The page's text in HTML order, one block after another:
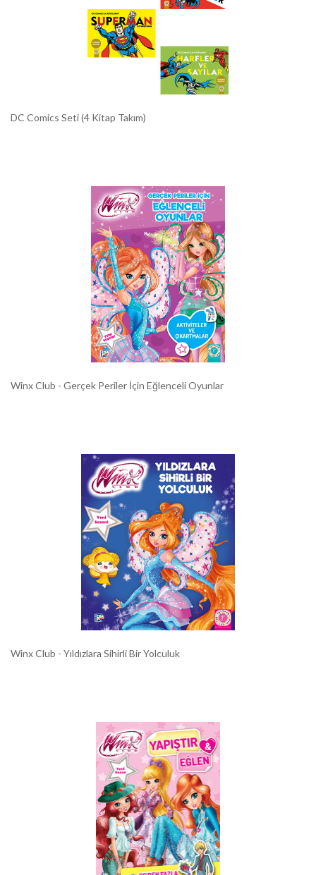
DC Comics Seti (4 Kitap Takım)
Winx Club - Gerçek Periler İçin Eğlenceli Oyunlar
Winx Club - Yıldızlara Sihirli Bir Yolculuk